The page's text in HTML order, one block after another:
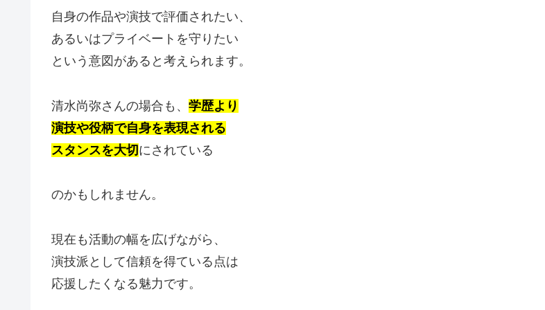
自身の作品や演技で評価されたい、
あるいはプライベートを守りたい
という意図があると考えられます。
清水尚弥さんの場合も、 学歴より
演技や役柄で自身を表現される
スタンスを大切にされている
のかもしれません。
現在も活動の幅を広げながら、
演技派として信頼を得ている点は
応援したくなる魅力です。